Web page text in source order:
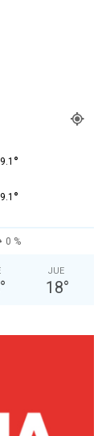
9.1 °
9.1 °
0 %
°
JUE
18°